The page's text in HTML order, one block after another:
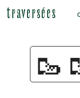
traversées